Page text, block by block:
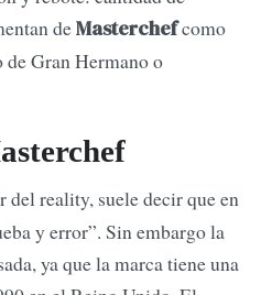
deMasterchefcomo
de Gran Hermano o
del reality, suele decir que en
y error”. Sin embargo la
ya que la marca tiene una